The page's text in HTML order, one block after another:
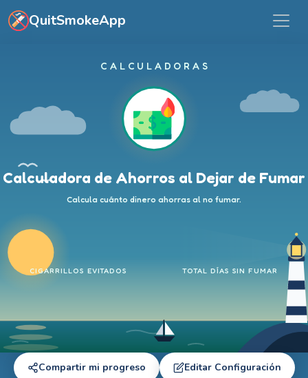
Ir al contenido principal
QuitSmokeApp
CALCULADORAS
Calculadora de Ahorros al Dejar de Fumar
Calcula cuánto dinero ahorras al no fumar.
CIGARRILLOS EVITADOS TOTAL DÍAS SIN FUMAR
Compartir mi progreso Editar Configuración